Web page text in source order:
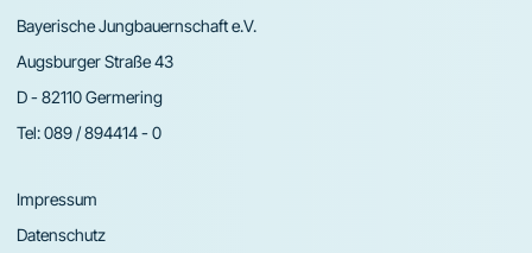
Bayerische Jungbauernschaft e.V.
Augsburger Straße 43
D - 82110 Germering
Tel:089 / 894414 - 0
Impressum
Datenschutz